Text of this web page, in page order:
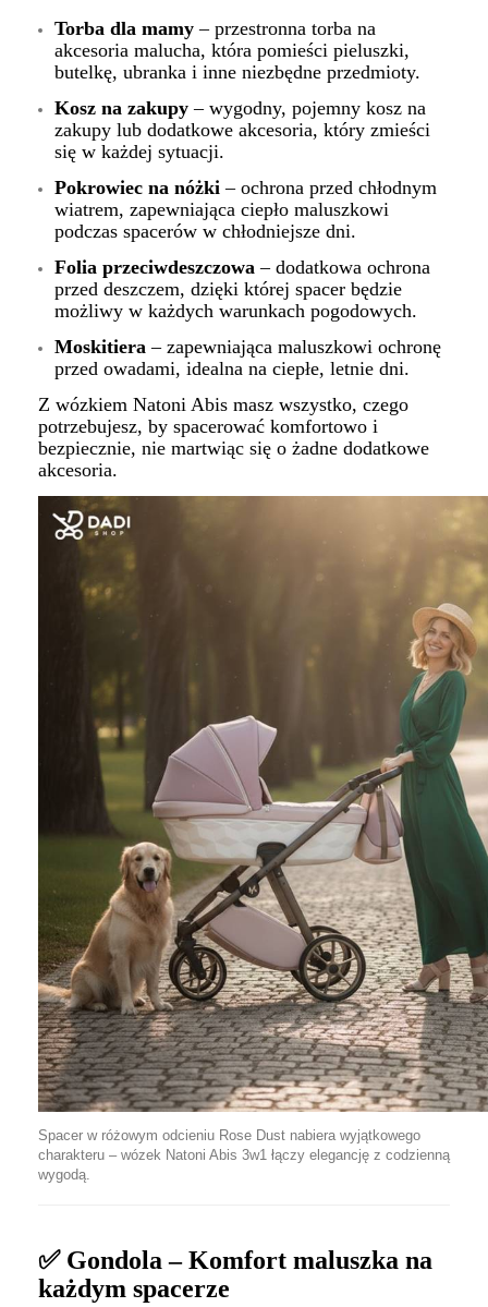
Torba dla mamy – przestronna torba na
akcesoria malucha, która pomieści pieluszki,
butelkę, ubranka i inne niezbędne przedmioty.
Kosz na zakupy – wygodny, pojemny kosz na
zakupy lub dodatkowe akcesoria, który zmieści
się w każdej sytuacji.
Pokrowiec na nóżki – ochrona przed chłodnym
wiatrem, zapewniająca ciepło maluszkowi
podczas spacerów w chłodniejsze dni.
Folia przeciwdeszczowa – dodatkowa ochrona
przed deszczem, dzięki której spacer będzie
możliwy w każdych warunkach pogodowych.
Moskitiera – zapewniająca maluszkowi ochronę
przed owadami, idealna na ciepłe, letnie dni.
Z wózkiem Natoni Abis masz wszystko, czego
potrzebujesz, by spacerować komfortowo i
bezpiecznie, nie martwiąc się o żadne dodatkowe
akcesoria.
Spacer w różowym odcieniu Rose Dust nabiera wyjątkowego
charakteru – wózek Natoni Abis 3w1 łączy elegancję z codzienną
wygodą.
✅ Gondola – Komfort maluszka na
każdym spacerze